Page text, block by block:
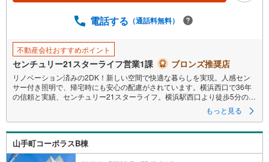
電話する （通話料無料）
不動産会社おすすめポイント
センチュリー21スターライフ営業1課 ブロンズ推奨店
リノベーション済みの2DK！新しい空間で快適な暮らしを実現。人感セン
サー付き照明で、帰宅時にも安心の配慮がされています。横浜西口で36年
の信頼と実績、センチュリー21スターライフ。横浜駅西口より徒歩5分の好
立地で、お車でのご来店も可能です。センチュリー21ならではの独自物件
も豊富にご用意し、地域密着ならではの情報力で理想の住まい探しをサポ
ートいたします。全国約970店舗の中で、アメリカ本部が定める基準を満た
した上位4％のみが受賞できる「センチュリオン」を2003年より連続受
賞。住宅ローン相談会では無理のない返済計画や購入時にかかる諸費用の
概算まで丁寧にご案内し、安心の資金計画をご提案します。さらにオンラ
もっと見る
山手町コーポラスB棟